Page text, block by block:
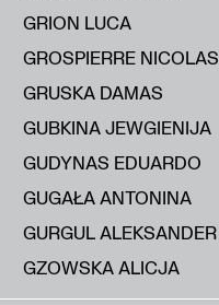
GRION LUCA
GROSPIERRE NICOLAS
GRUSKA DAMAS
GUBKINA JEWGIENIJA
GUDYNAS EDUARDO
GUGAŁA ANTONINA
GURGUL ALEKSANDER
GZOWSKA ALICJA